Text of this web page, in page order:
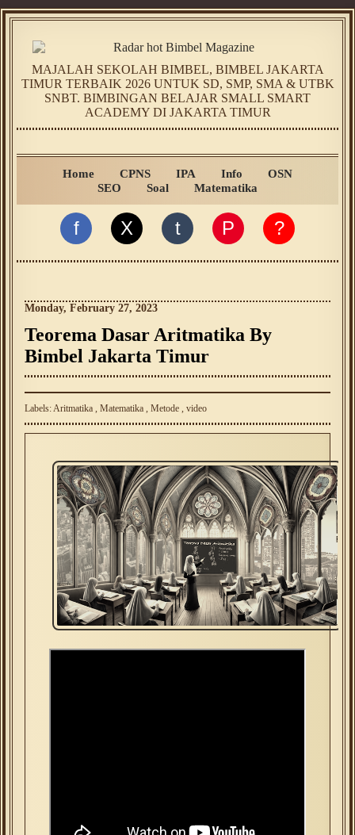
MAJALAH SEKOLAH BIMBEL, BIMBEL JAKARTA
TIMUR TERBAIK 2026 UNTUK SD, SMP, SMA & UTBK
SNBT. BIMBINGAN BELAJAR SMALL SMART
ACADEMY DI JAKARTA TIMUR
Home CPNS IPA Info
OSN
SEO
Soal Matematika
f X t P ?
Monday, February 27, 2023
Teorema Dasar Aritmatika By
Bimbel Jakarta Timur
Labels:Aritmatika , Matematika , Metode , video